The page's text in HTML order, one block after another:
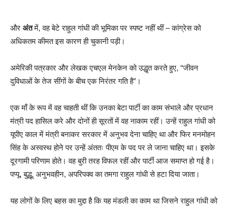
और अंतमें, वह बेटे राहुल गांधी की भूमिका पर स्पष्ट नहीं थीं – कांग्रेस को
अधिकतम कीमत इस कारण ही चुकानी पड़ी।
अमेरिकी पत्रकार और लेखक एचएल मेनकेन को उद्धृत करते हुए, “जीवन
दुविधाओं के तेज सींगों के बीच एक निरंतर गति है”।
एक माँ के रूप में वह चाहती थीं कि उनका बेटा पार्टी का काम संभाले और प्रधान
मंत्री पद हासिल करे और दोनों ही सूरतों में वह नाकाम रहीं। उन्हें राहुल गांधी को
यूपीए काल में मंत्री बनाकर सरकार में अनुभव देना चाहिए था और फिर मनमोहन
सिंह के अस्वस्थ होने पर उन्हें अंततः पीएम के पद पर ले जाना चाहिए था। इसके
दूरगामी परिणाम होते। वह बुरी तरह विफल रहीं और पार्टी आज समाप्त हो गई है।
पप्पू, बुद्धू, अनुभवहीन, अपरिपक्व का तमगा राहुल गांधी से हटा दिया जाता।
यह लोगों के लिए बहस का मुद्दा है कि यह मंडली का काम था जिसने राहुल गांधी को